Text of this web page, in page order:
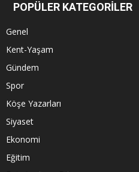
POPÜLER KATEGORİLER
Genel
Kent-Yaşam
Gündem
Spor
Köşe Yazarları
Siyaset
Ekonomi
Eğitim